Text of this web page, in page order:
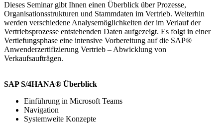
Dieses Seminar gibt Ihnen einen Überblick über Prozesse,
Organisationsstrukturen und Stammdaten im Vertrieb. Weiterhin
werden verschiedene Analysemöglichkeiten der im Verlauf der
Vertriebsprozesse entstehenden Daten aufgezeigt. Es folgt in einer
Vertiefungsphase eine intensive Vorbereitung auf die SAP®
Anwenderzertifizierung Vertrieb – Abwicklung von
Verkaufsaufträgen.
SAP S/4HANA® Überblick
Einführung in Microsoft Teams
Navigation
Systemweite Konzepte